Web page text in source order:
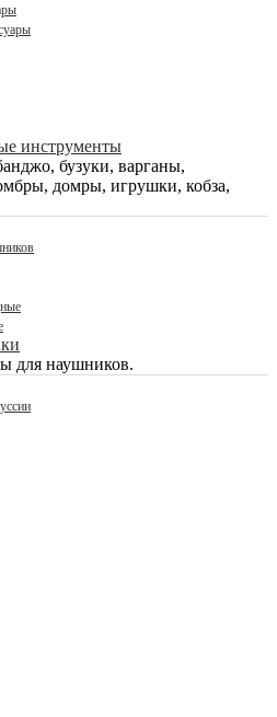
инструменты
бузуки, варганы,
домры, игрушки, кобза,
для наушников.